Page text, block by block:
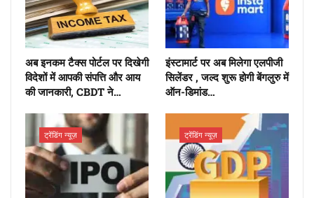
अब इनकम टैक्स पोर्टल पर दिखेगी
विदेशों में आपकी संपत्ति और आय
की जानकारी, CBDT ने…
इंस्टामार्ट पर अब मिलेगा एलपीजी
सिलेंडर , जल्द शुरू होगी बेंगलुरु में
ऑन-डिमांड…
ट्रेंडिंग न्यूज़ ट्रेंडिंग न्यूज़